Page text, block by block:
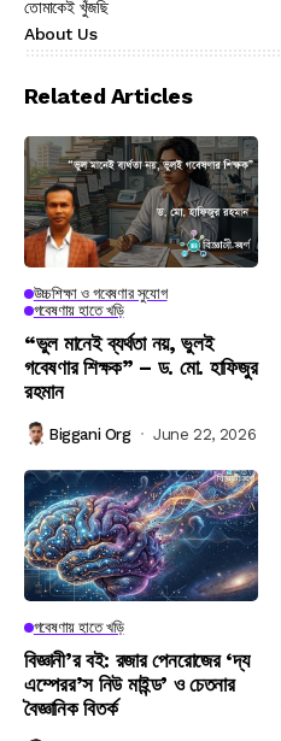
তোমাকেই খুঁজছি
About Us
Related Articles
উচ্চশিক্ষা ও গবেষণার সুযোগ
গবেষণায় হাতে খড়ি
“ভুল মানেই ব্যর্থতা নয়, ভুলই
গবেষণার শিক্ষক” – ড. মো. হাফিজুর
রহমান
Biggani Org June 22, 2026
গবেষণায় হাতে খড়ি
বিজ্ঞানী’র বই: রজার পেনরোজের ‘দ্য
এম্পেরর’স নিউ মাইন্ড’ ও চেতনার
বৈজ্ঞানিক বিতর্ক